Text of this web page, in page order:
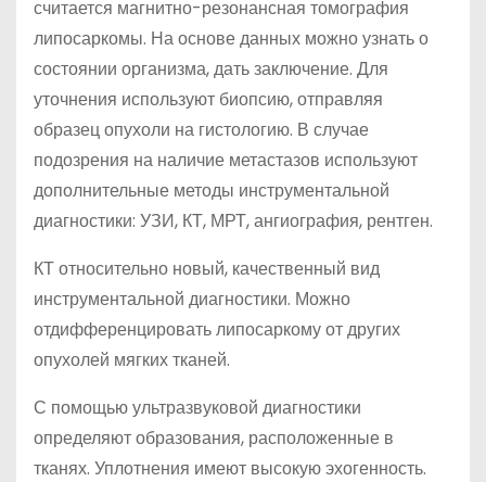
считается магнитно-резонансная томография
липосаркомы. На основе данных можно узнать о
состоянии организма, дать заключение. Для
уточнения используют биопсию, отправляя
образец опухоли на гистологию. В случае
подозрения на наличие метастазов используют
дополнительные методы инструментальной
диагностики: УЗИ, КТ, МРТ, ангиография, рентген.
КТ относительно новый, качественный вид
инструментальной диагностики. Можно
отдифференцировать липосаркому от других
опухолей мягких тканей.
С помощью ультразвуковой диагностики
определяют образования, расположенные в
тканях. Уплотнения имеют высокую эхогенность.